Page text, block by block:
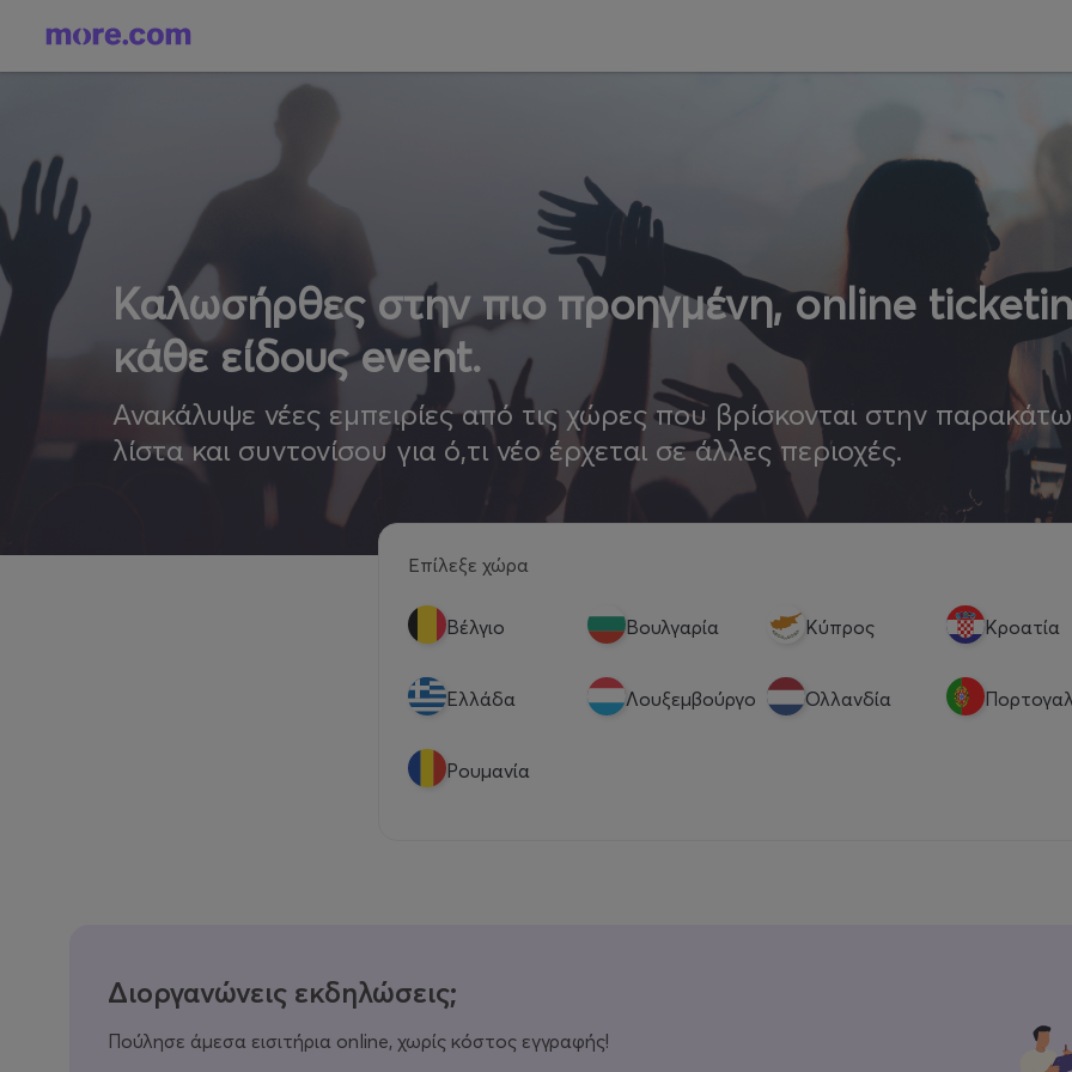
Καλωσήρθες στην πιο προηγμένη, online
κάθε είδους event.
Ανακάλυψε νέες εμπειρίες από τις χώρες που βρίσκονται στην παρακάτω
λίστα και συντονίσου για ό,τι νέο έρχεται σε άλλες περιοχές.
Επίλεξε χώρα
Βέλγιο Βουλγαρία Κύπρος Κροατία
Eλλάδα Λουξεμβούργο Ολλανδία
Ρουμανία
Διοργανώνεις εκδηλώσεις;
Πούλησε άμεσα εισιτήρια online, χωρίς κόστος εγγραφής!